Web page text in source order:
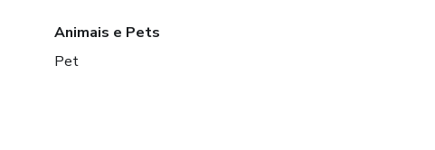
Animais e Pets
Pet